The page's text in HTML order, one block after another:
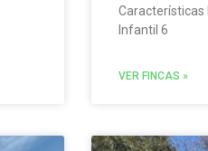
Características
Infantil 6
VER FINCAS »